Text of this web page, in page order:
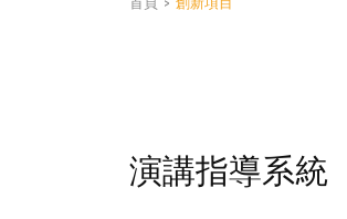
演講指導系統